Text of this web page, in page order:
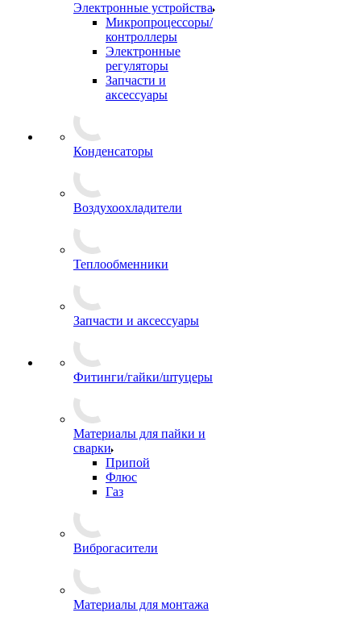
Электронные устройства
Микропроцессоры/
контроллеры
Электронные
регуляторы
Запчасти и
аксессуары
Конденсаторы
Воздухоохладители
Теплообменники
Запчасти и аксессуары
Фитинги/гайки/штуцеры
Материалы для пайки и
сварки
Припой
Флюс
Газ
Виброгасители
Материалы для монтажа